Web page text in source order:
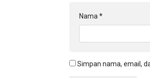
Nama *
Simpan nama, email,